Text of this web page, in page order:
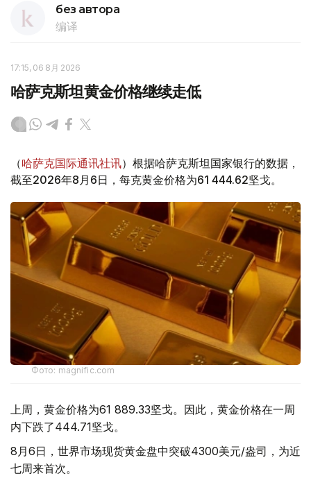
без автора
编译
17:15, 06 8月 2026
哈萨克斯坦黄金价格继续走低
（哈萨克国际通讯社讯）根据哈萨克斯坦国家银行的数据，
截至2026年8月6日，每克黄金价格为61 444.62坚戈。
Фото: magnific.com
上周，黄金价格为61 889.33坚戈。因此，黄金价格在一周
内下跌了444.71坚戈。
8月6日，世界市场现货黄金盘中突破4300美元/盎司，为近
七周来首次。